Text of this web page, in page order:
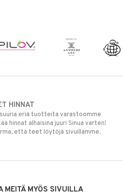
HINNAT
eriä tuotteita varastoomme
hinnat alhaisina juuri Sinua varten!
että teet löytöjä sivuillamme.
MEITÄ MYÖS SIVUILLA